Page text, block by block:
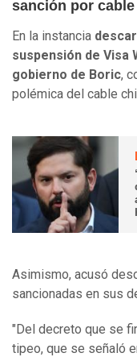
sanción por
En la instancia
suspensión de Visa
gobierno de Boric,
polémica del cable
Asimismo, acusó
sancionadas en sus
"Del decreto que se
tipeo, que se señaló